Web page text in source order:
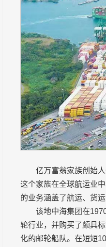
亿万富翁家族创始
这个家族在全球航运业
的业务涵盖了航运、货
该地中海集团在
轮行业，并购买了颇具
化的邮轮船队。在短短